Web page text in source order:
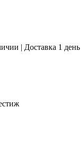
| Доставка 1 день